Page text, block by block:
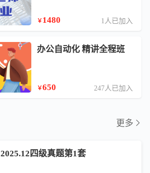
￥1480 1人已加入
办公自动化 精讲全程班
￥650 247人已加入
更多
2025.12四级真题第1套